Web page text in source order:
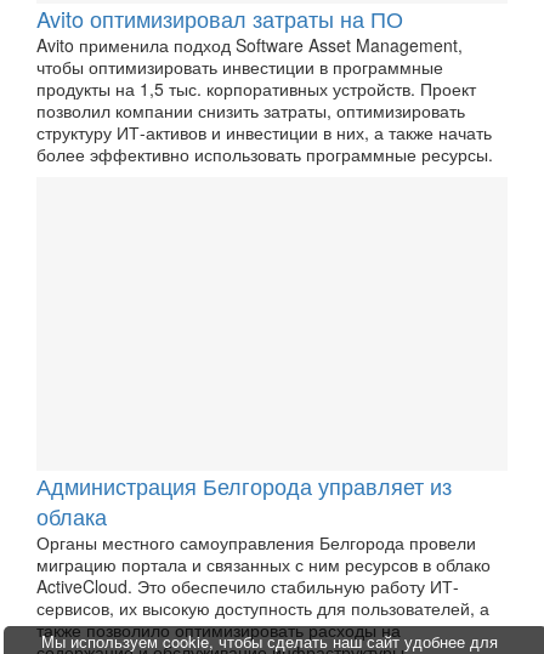
Avito оптимизировал затраты на ПО
Avito применила подход Software Asset Management,
чтобы оптимизировать инвестиции в программные
продукты на 1,5 тыс. корпоративных устройств. Проект
позволил компании снизить затраты, оптимизировать
структуру ИТ-активов и инвестиции в них, а также начать
более эффективно использовать программные ресурсы.
Администрация Белгорода управляет из
облака
Органы местного самоуправления Белгорода провели
миграцию портала и связанных с ним ресурсов в облако
ActiveCloud. Это обеспечило стабильную работу ИТ-
сервисов, их высокую доступность для пользователей, а
также позволило оптимизировать расходы на
Мы используем cookie, чтобы сделать наш сайт удобнее для